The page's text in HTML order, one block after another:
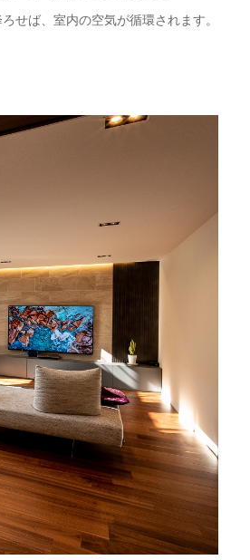
せば、室内の空気が循環されます。